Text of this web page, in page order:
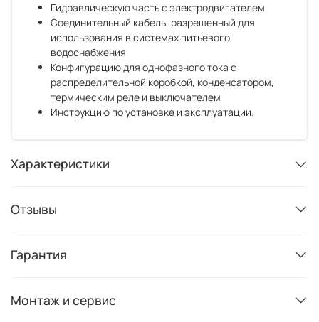
Гидравлическую часть с электродвигателем
Соединительный кабель, разрешенный для
использования в системах питьевого
водоснабжения
Конфигурацию для однофазного тока с
распределительной коробкой, конденсатором,
термическим реле и выключателем
Инструкцию по установке и эксплуатации.
Характеристики
Отзывы
Гарантия
Монтаж и сервис